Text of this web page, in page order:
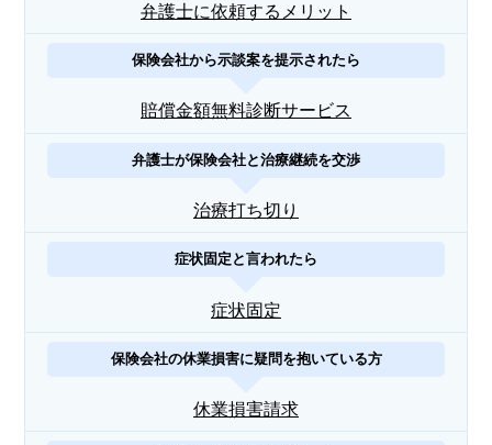
弁護士に依頼するメリット
保険会社から示談案を提示されたら
賠償金額無料診断サービス
弁護士が保険会社と治療継続を交渉
治療打ち切り
症状固定と言われたら
症状固定
保険会社の休業損害に疑問を抱いている方
休業損害請求